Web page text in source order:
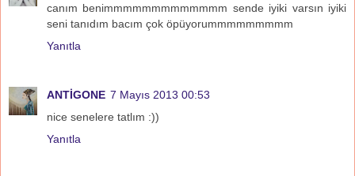
canım benimmmmmmmmmmmmm sende iyiki varsın iyiki
seni tanıdım bacım çok öpüyorummmmmmmmm
Yanıtla
ANTİGONE 7 Mayıs 2013 00:53
nice senelere tatlım :))
Yanıtla